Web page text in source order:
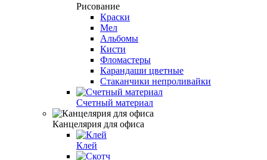
Рисование
Краски
Мел
Альбомы
Кисти
Фломастеры
Карандаши цветные
Стаканчики непроливайки
Счетный материал
Канцелярия для офиса
Клей